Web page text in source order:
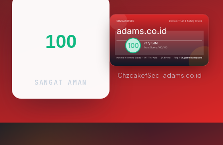
100
SANGAT AMAN
ChzcakefSec · adams.co.id